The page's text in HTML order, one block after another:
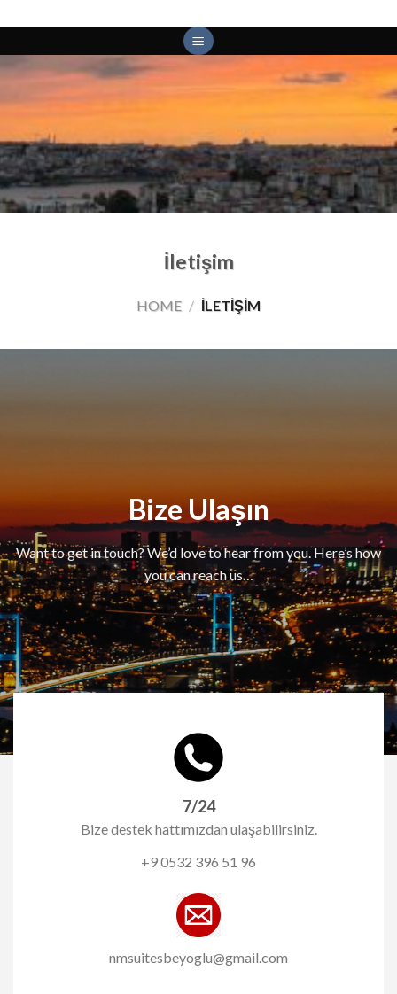
to
content
İletişim
HOME / İLETIŞIM
Bize Ulaşın
Want to get in touch? We’d love to hear from you. Here’s how
you can reach us…
7/24
Bize destek hattımızdan ulaşabilirsiniz.
+9 0532 396 51 96
nmsuitesbeyoglu@gmail.com